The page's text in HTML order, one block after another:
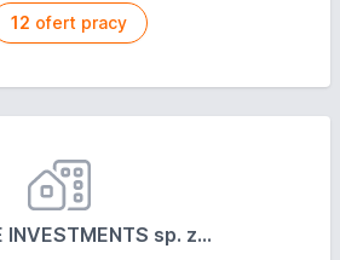
12 ofert pracy
INVESTMENTS sp. z...